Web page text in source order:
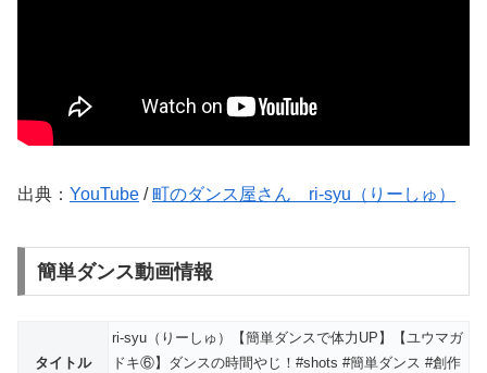
出典： YouTube /町のダンス屋さん ri-syu（りーしゅ）
簡単ダンス動画情報
タイトル
ri-syu（りーしゅ）【簡単ダンスで体力UP】【ユウマガ
ドキ⑥】ダンスの時間やじ！#shots #簡単ダンス #創作